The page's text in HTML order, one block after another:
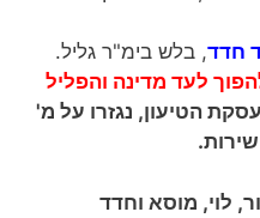
חדד, בלש בימ"ר גליל.
לעד מדינה והפליל
הטיעון, נגזרו על מ'
לוי, מוסא וחדד